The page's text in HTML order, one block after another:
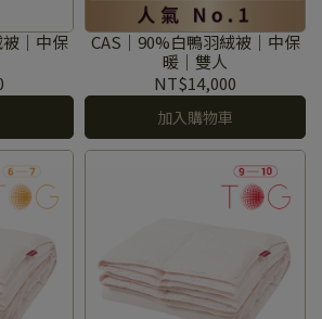
｜中保
CAS｜90%白鴨羽絨被｜中保
暖｜雙人
NT$14,000
加入購物車